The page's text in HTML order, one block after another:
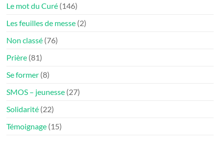
Le mot du Curé (146)
Les feuilles de messe (2)
Non classé (76)
Prière (81)
Se former (8)
SMOS – jeunesse (27)
Solidarité (22)
Témoignage (15)